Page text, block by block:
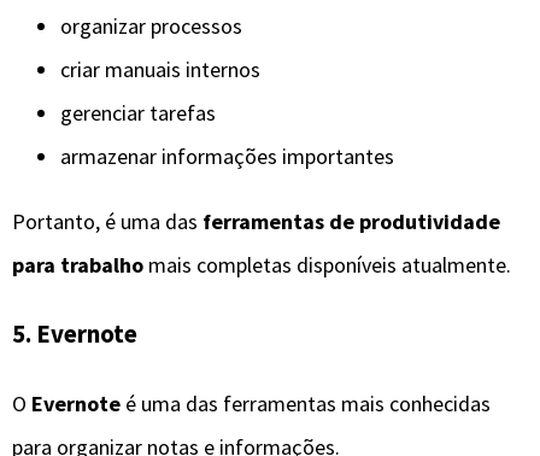
organizar processos
criar manuais internos
gerenciar tarefas
armazenar informações importantes
Portanto, é uma das ferramentas de produtividade
para trabalho mais completas disponíveis atualmente.
5. Evernote
O Evernote é uma das ferramentas mais conhecidas
para organizar notas e informações.